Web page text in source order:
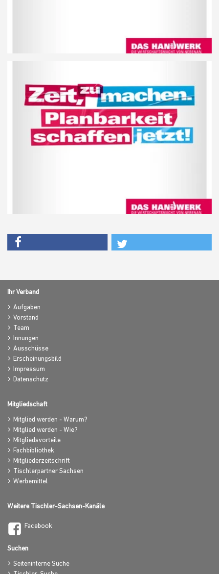
Ihr Verband
Aufgaben
Vorstand
Team
Innungen
Ausschüsse
Erscheinungsbild
Impressum
Datenschutz
Mitgliedschaft
Mitglied werden - Warum?
Mitglied werden - Wie?
Mitgliedsvorteile
Fachbibliothek
Mitgliederzeitschrift
Tischlerpartner Sachsen
Werbemittel
Weitere Tischler-Sachsen-Kanäle
Facebook
Suchen
Seiteninterne Suche